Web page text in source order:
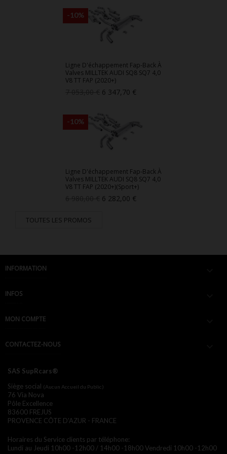
base
Ligne D'échappement Fap-Back À
Valves MILLTEK AUDI SQ8 SQ7 4,0
V8 TT FAP (2020+)
Prix
6 347,70 €
-10%
Ligne D'échappement Fap-Back À
Valves MILLTEK AUDI SQ8 SQ7 4,0
V8 TT FAP (2020+)(Sport+)
base
Prix
6 282,00 €
-10%
TOUTES LES PROMOS
INFORMATION
INFOS
MON COMPTE
CONTACTEZ-NOUS
SAS SupRcars®
Siège social (Aucun Accueil du Public)
76 Via Nova
Pôle Excellence
83600 FREJUS
PROVENCE CÔTE D'AZUR - FRANCE
Horaires du Service clients par téléphone:
Lundi au Jeudi 10h00 -12h00 / 14h00 -18h00Vendredi 10h00 -12h00